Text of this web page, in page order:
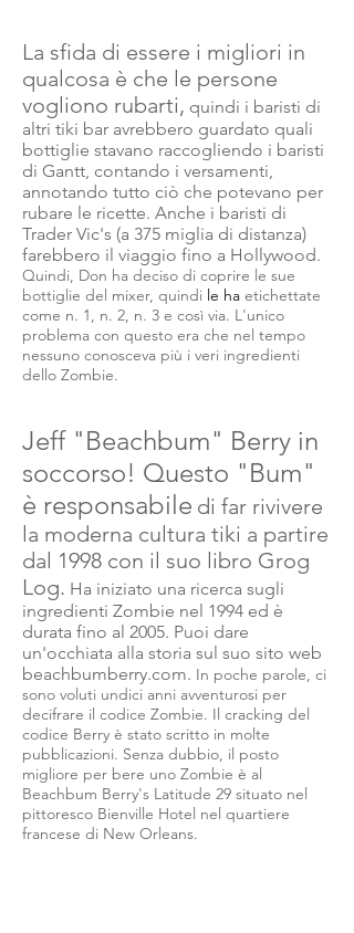
La sfida di essere i migliori in
qualcosa è che le persone
vogliono rubarti, quindi i baristi di
altri tiki bar avrebbero guardato quali
bottiglie stavano raccogliendo i baristi
di Gantt, contando i versamenti,
annotando tutto ciò che potevano per
rubare le ricette. Anche i baristi di
Trader Vic's (a 375 miglia di distanza)
farebbero il viaggio fino a Hollywood.
Quindi, Don ha deciso di coprire le sue
bottiglie del mixer, quindi le ha etichettate
come n. 1, n. 2, n. 3 e così via. L'unico
problema con questo era che nel tempo
nessuno conosceva più i veri ingredienti
dello Zombie.
Jeff "Beachbum" Berry in
soccorso! Questo "Bum"
è responsabile di far rivivere
la moderna cultura tiki a partire
dal 1998 con il suo libro Grog
Log. Ha iniziato una ricerca sugli
ingredienti Zombie nel 1994 ed è
durata fino al 2005. Puoi dare
un'occhiata alla storia sul suo sito web
beachbumberry.com. In poche parole, ci
sono voluti undici anni avventurosi per
decifrare il codice Zombie. Il cracking del
codice Berry è stato scritto in molte
pubblicazioni. Senza dubbio, il posto
migliore per bere uno Zombie è al
Beachbum Berry's Latitude 29 situato nel
pittoresco Bienville Hotel nel quartiere
francese di New Orleans.